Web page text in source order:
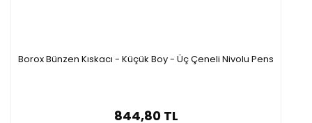
Borox Bünzen Kıskacı - Küçük Boy - Üç Çeneli Nivolu Pens
844,80 TL